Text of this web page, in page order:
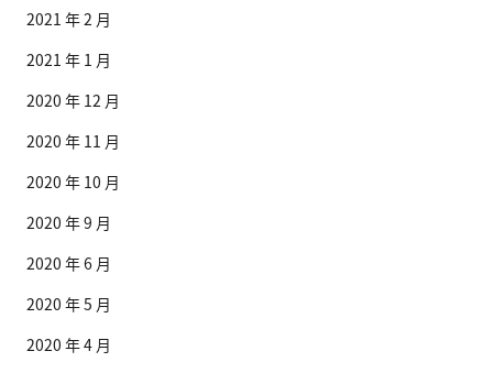
2021 年 2 月
2021 年 1 月
2020 年 12 月
2020 年 11 月
2020 年 10 月
2020 年 9 月
2020 年 6 月
2020 年 5 月
2020 年 4 月